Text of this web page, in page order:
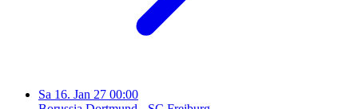
Sa 16. Jan 27 00:00